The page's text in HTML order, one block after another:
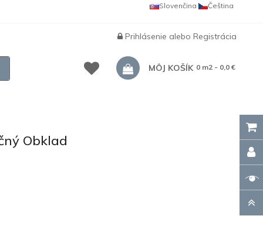
Čeština
Slovenčina
Prihlásenie alebo Registrácia
MÔJ KOŠÍK 0 m2 - 0,0 €
Obklad